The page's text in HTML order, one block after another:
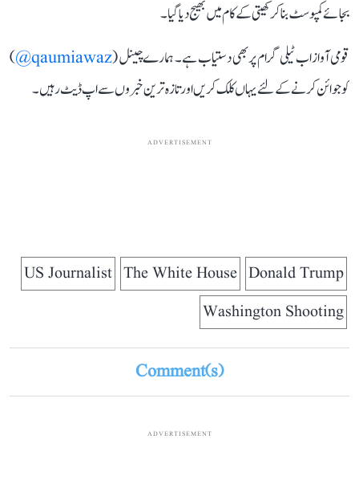
بجائے کمپوسٹ بناکر کھیتی کے کام میں بھیج دیا گیا۔
قومی آواز اب ٹیلی گرام پر بھی دستیاب ہے۔ ہمارے چینل (qaumiawaz@
)
کو جوائن کرنے کے لئے یہاں کلک کریں اور تازہ ترین خبروں سے اپ ڈیٹ رہیں۔
ADVERTISEMENT
Donald Trump
The White House
US Journalist
Washington Shooting
Comment(s)
ADVERTISEMENT